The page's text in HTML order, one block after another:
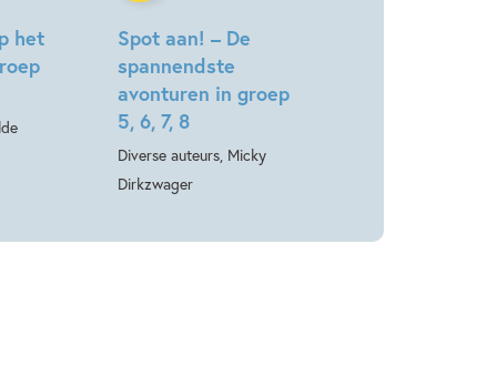
het
Spot aan! – De
spannendste
avonturen in groep
5, 6, 7, 8
Diverse auteurs, Micky
Dirkzwager